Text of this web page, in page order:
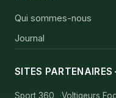
Qui sommes-nous
Journal
SITES
Sport 360 Voltigeurs